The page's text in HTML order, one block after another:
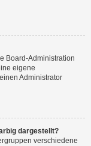
Board-Administration
eigene
Administrator
dargestellt?
verschiedene